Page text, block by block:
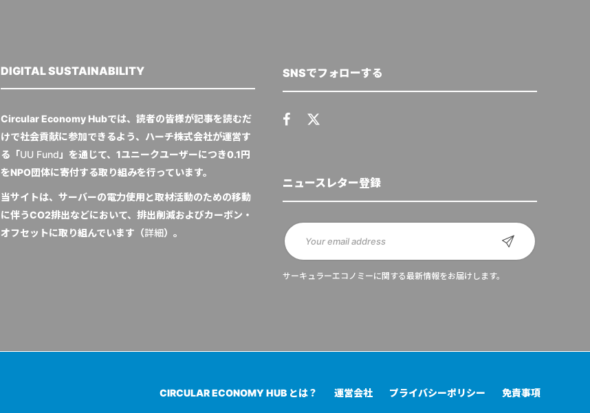
DIGITAL SUSTAINABILITY
Circular Economy Hubでは、読者の皆様が記事を読むだ
けで社会貢献に参加できるよう、ハーチ株式会社が運営す
る「UU Fund」を通じて、1ユニークユーザーにつき0.1円
をNPO団体に寄付する取り組みを行っています。
当サイトは、サーバーの電力使用と取材活動のための移動
に伴うCO2排出などにおいて、排出削減およびカーボン・
オフセットに取り組んでいます（詳細）。
SNSでフォローする
ニュースレター登録
サーキュラーエコノミーに関する最新情報をお届けします。
CIRCULAR ECONOMY HUB とは？ 運営会社 プライバシーポリシー 免責事項